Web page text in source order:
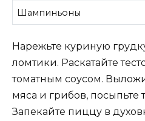
Шампиньоны
Нарежьте куриную
ломтики. Раскатайте
томатным соусом.
мяса и грибов, посыпьте
Запекайте пиццу в